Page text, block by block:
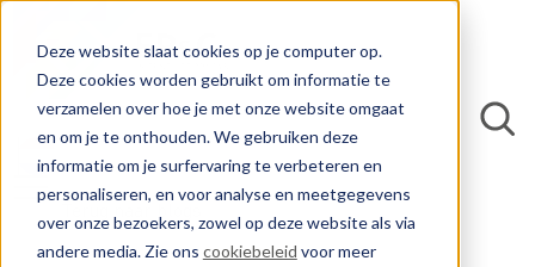
Deze website slaat cookies op je computer op.
Deze cookies worden gebruikt om informatie te
verzamelen over hoe je met onze website omgaat
en om je te onthouden. We gebruiken deze
informatie om je surfervaring te verbeteren en
personaliseren, en voor analyse en meetgegevens
over onze bezoekers, zowel op deze website als via
andere media. Zie ons cookiebeleid voor meer